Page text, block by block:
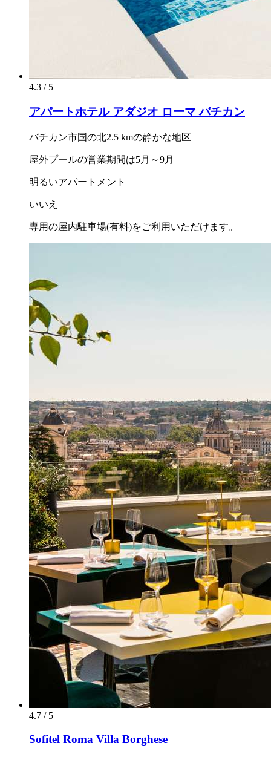
4.3 / 5
アパートホテル アダジオ ローマ バチカン
バチカン市国の北2.5 kmの静かな地区
屋外プールの営業期間は5月～9月
明るいアパートメント
いいえ
専用の屋内駐車場(有料)をご利用いただけます。
4.7 / 5
Sofitel Roma Villa Borghese